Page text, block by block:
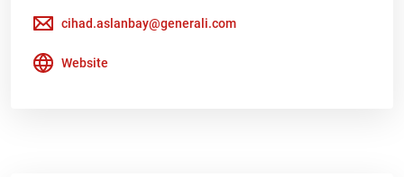
cihad.aslanbay@generali.com
Website